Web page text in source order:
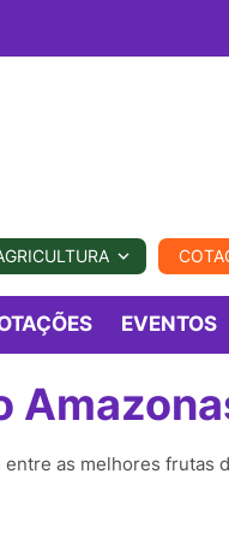
AGROTEMPO
EVENTOS
entre as melhores frutas